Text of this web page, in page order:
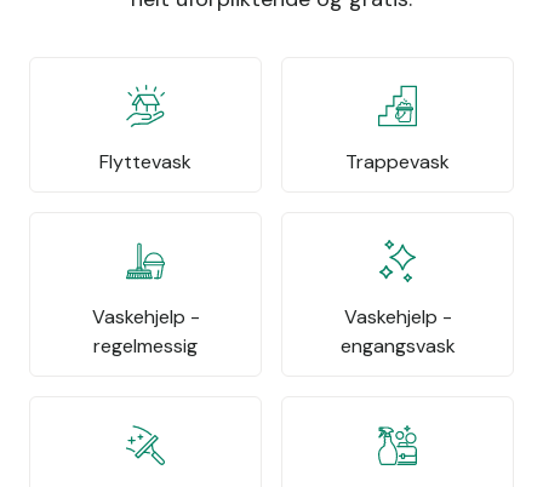
Flyttevask Trappevask
Vaskehjelp -
regelmessig
Vaskehjelp -
engangsvask